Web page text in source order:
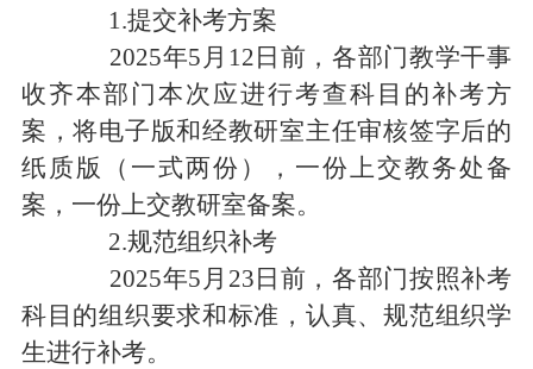
1.提交补考方案
2025年5月12日前，各部门教学干事
收齐本部门本次应进行考查科目的补考方
案，将电子版和经教研室主任审核签字后的
纸质版（一式两份），一份上交教务处备
案，一份上交教研室备案。
2.规范组织补考
2025年5月23日前，各部门按照补考
科目的组织要求和标准，认真、规范组织学
生进行补考。